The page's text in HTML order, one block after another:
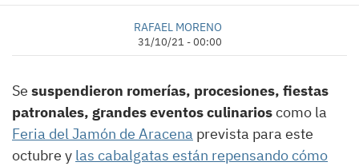
RAFAEL MORENO
31/10/21 - 00:00
Se suspendieron romerías, procesiones, fiestas
patronales, grandes eventos culinarioscomo la
Feria del Jamón de Aracena prevista para este
octubre y las cabalgatas están repensando cómo